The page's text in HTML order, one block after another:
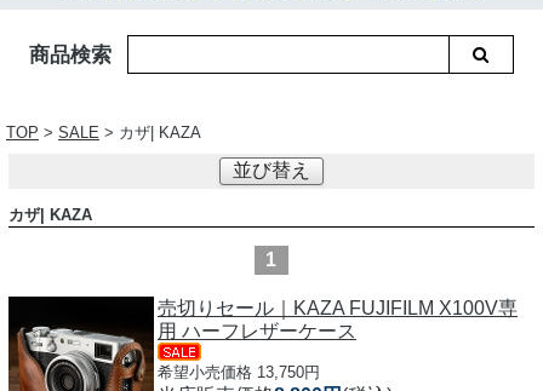
商品検索
TOP > SALE > カザ| KAZA
並び替え
カザ| KAZA
1
売切りセール｜KAZA FUJIFILM X100V専
用 ハーフレザーケース
希望小売価格 13,750円